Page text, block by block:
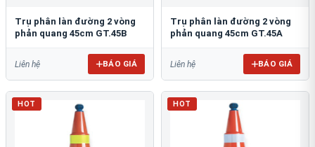
Trụ phân làn đường 2 vòng
phản quang 45cm GT.45B
Liên hệ BÁO GIÁ
Trụ phân làn đường 2 vòng
phản quang 45cm GT.45A
Liên hệ BÁO GIÁ
HOT HOT